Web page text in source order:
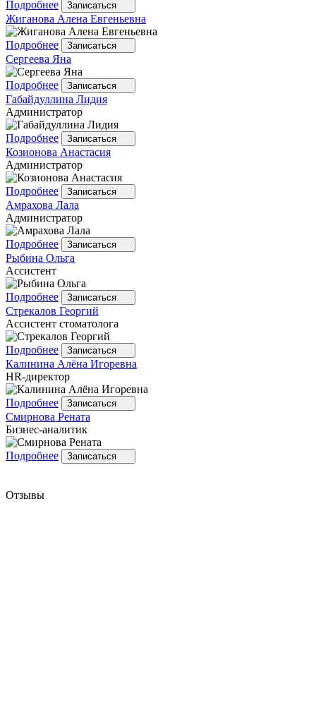
Подробнее Записаться
Жиганова Алена Евгеньевна
Подробнее Записаться
Сергеева Яна
Подробнее Записаться
Габайдуллина Лидия
Администратор
Подробнее Записаться
Козионова Анастасия
Администратор
Подробнее Записаться
Амрахова Лала
Администратор
Подробнее Записаться
Рыбина Ольга
Ассистент
Подробнее Записаться
Стрекалов Георгий
Ассистент стоматолога
Подробнее Записаться
Калинина Алёна Игоревна
HR-директор
Подробнее Записаться
Смирнова Рената
Бизнес-аналитик
Подробнее Записаться
Отзывы